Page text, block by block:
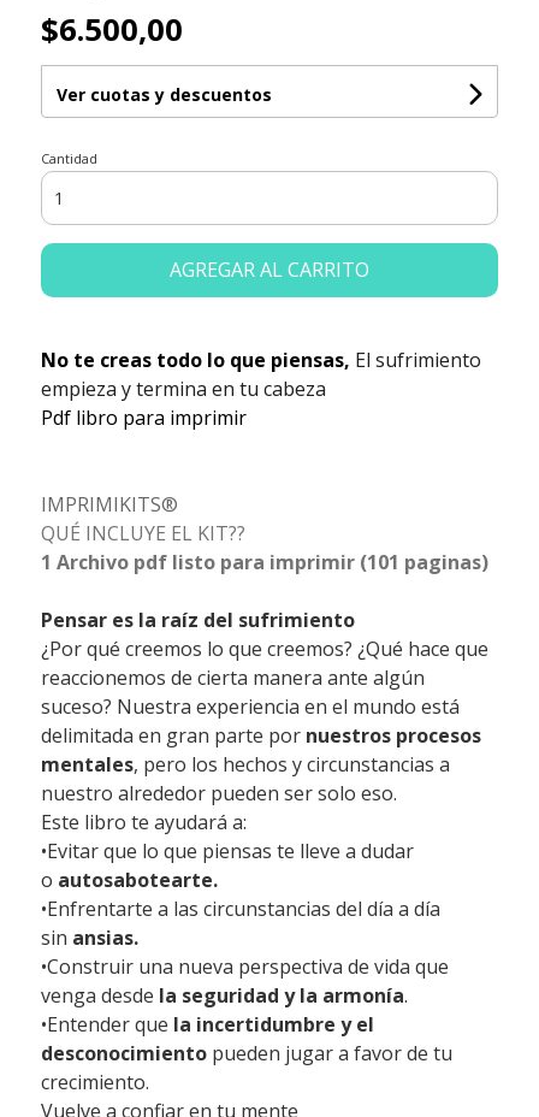
$6.500,00
Ver cuotas y descuentos
Cantidad
AGREGAR AL CARRITO
No te creas todo lo que piensas, El sufrimiento
empieza y termina en tu cabeza
Pdf libro para imprimir
IMPRIMIKITS®
QUÉ INCLUYE EL KIT??
1 Archivo pdf listo para imprimir (101 paginas)
Pensar es la raíz del sufrimiento
¿Por qué creemos lo que creemos? ¿Qué hace que
reaccionemos de cierta manera ante algún
suceso? Nuestra experiencia en el mundo está
delimitada en gran parte por nuestros procesos
mentales, pero los hechos y circunstancias a
nuestro alrededor pueden ser solo eso.
Este libro te ayudará a:
•Evitar que lo que piensas te lleve a dudar
o autosabotearte.
•Enfrentarte a las circunstancias del día a día
sin ansias.
•Construir una nueva perspectiva de vida que
venga desde la seguridad y la armonía.
•Entender que la incertidumbre y el
desconocimientopueden jugar a favor de tu
crecimiento.
Vuelve a confiar en tu mente